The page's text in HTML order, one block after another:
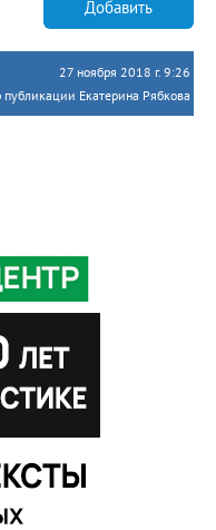
Добавить
27 ноября 2018 г. 9:26
публикации Екатерина Рябкова